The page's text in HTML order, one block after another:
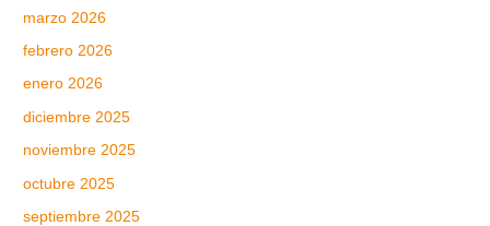
marzo 2026
febrero 2026
enero 2026
diciembre 2025
noviembre 2025
octubre 2025
septiembre 2025